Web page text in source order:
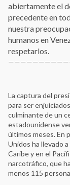
abiertamente el
precedente en
nuestra
humanos en
respetarlos.
La captura del
para ser
culminante de un
estadounidense
últimos meses. En
Unidos ha llevado
Caribe y en el
narcotráfico, que
menos 115